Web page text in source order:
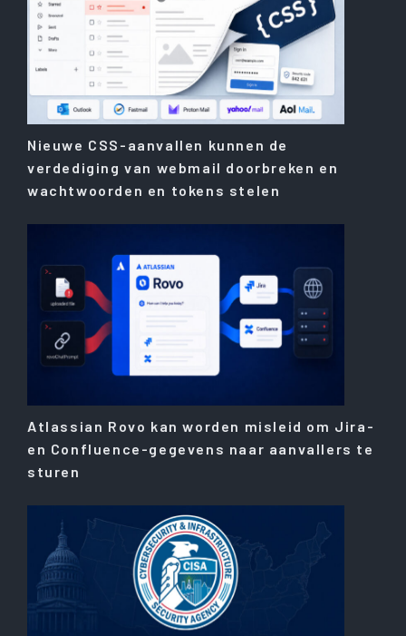
Nieuwe CSS-aanvallen kunnen de
verdediging van webmail doorbreken en
wachtwoorden en tokens stelen
Atlassian Rovo kan worden misleid om Jira-
en Confluence-gegevens naar aanvallers te
sturen